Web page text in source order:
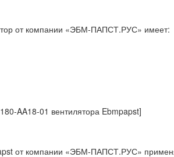
от компании «ЭБМ-ПАПСТ.РУС» имеет:
AA18-01 вентилятора Ebmpapst]
от компании «ЭБМ-ПАПСТ.РУС»